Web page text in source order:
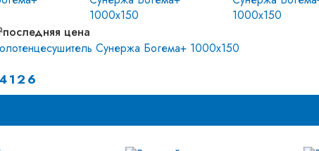
последняя цена
Сунержа Богема+ 1000x150